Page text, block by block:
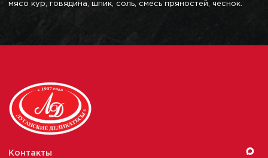
мясо кур, говядина, шпик, соль, смесь пряностей, чеснок.
Контакты